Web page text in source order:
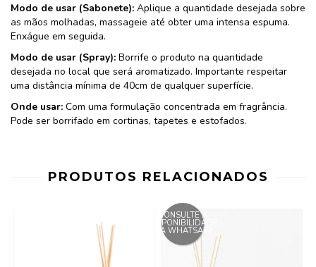
Modo de usar (Sabonete): Aplique a quantidade desejada sobre
as mãos molhadas, massageie até obter uma intensa espuma.
Enxágue em seguida.
Modo de usar (Spray): Borrife o produto na quantidade
desejada no local que será aromatizado. Importante respeitar
uma distância mínima de 40cm de qualquer superfície.
Onde usar: Com uma formulação concentrada em fragrância.
Pode ser borrifado em cortinas, tapetes e estofados.
PRODUTOS RELACIONADOS
CONSULTE A
DISPONIBILIDADE
VIA WHATSAPP